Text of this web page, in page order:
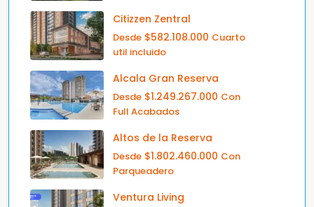
Citizzen Zentral
Desde $582.108.000 Cuarto
util incluido
Alcala Gran Reserva
Desde $1.249.267.000 Con
Full Acabados
Altos de la Reserva
Desde $1.802.460.000 Con
Parqueadero
Ventura Living